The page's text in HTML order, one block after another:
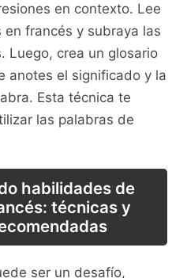
en ⁢contexto. Lee
francés y subraya las
Luego, crea un ‌glosario
anotes el significado y ⁣la‌
Esta técnica te
las palabras de
habilidades⁢ de
técnicas y
ser un desafío,